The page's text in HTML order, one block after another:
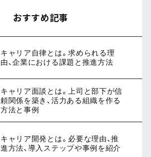
おすすめ記事
キャリア自律とは。求められる理
由、企業における課題と推進方法
キャリア面談とは。上司と部下が信
頼関係を築き、活力ある組織を作る
方法と事例
キャリア開発とは。必要な理由、推
進方法、導入ステップや事例を紹介